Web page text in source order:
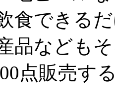
食できる
品なども
点販売す